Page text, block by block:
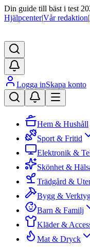
Din guide till bäst i test
Hjälpcenter|Vår redaktion|
Logga inSkapa konto
Hem & Hushåll
Sport & Fritid
Elektronik &
Skönhet &
Trädgård &
Bygg &
Barn & Familj
Kläder &
Mat & Dryck